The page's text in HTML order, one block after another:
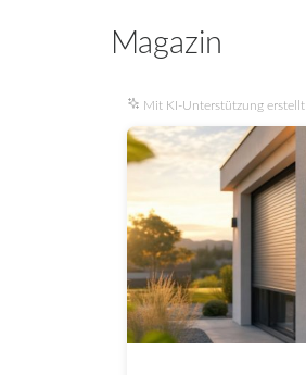
Magazin
Mit KI-Unterstützung erstellt